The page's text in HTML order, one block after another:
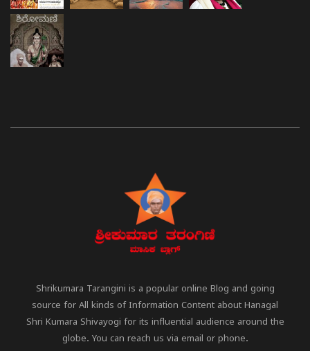
Shrikumara Tarangini is a popular online Blog and going
source for All kinds of Information Content about Hanagal
Shri Kumara Shivayogi for its influential audience around the
globe. You can reach us via email or phone.